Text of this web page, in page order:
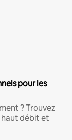
pour les
? Trouvez
haut débit et